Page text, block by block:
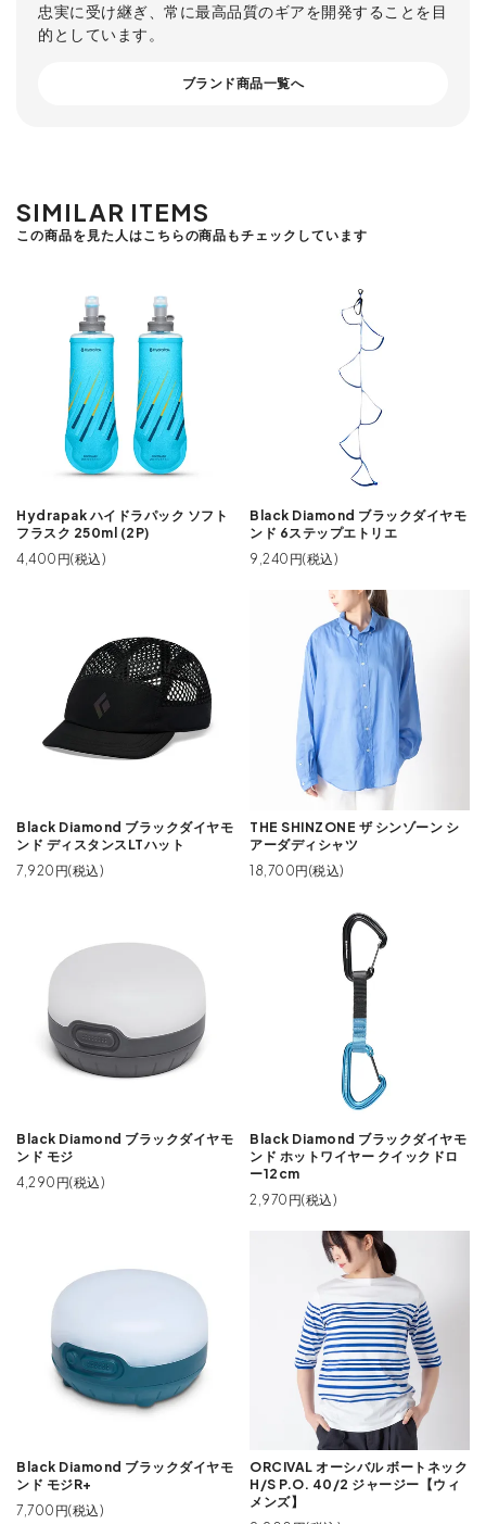
忠実に受け継ぎ、常に最高品質のギアを開発することを目
的としています。
ブランド商品一覧へ
SIMILAR ITEMS
この商品を見た人はこちらの商品もチェックしています
Hydrapak ハイドラパック ソフト
フラスク 250ml (2P)
4,400円(税込)
Black Diamond ブラックダイヤモ
ンド 6ステップエトリエ
9,240円(税込)
Black Diamond ブラックダイヤモ
ンド ディスタンスLTハット
7,920円(税込)
THE SHINZONE ザ シンゾーン シ
アーダディシャツ
18,700円(税込)
Black Diamond ブラックダイヤモ
ンド モジ
4,290円(税込)
Black Diamond ブラックダイヤモ
ンド ホットワイヤー クイックドロ
ー12cm
2,970円(税込)
Black Diamond ブラックダイヤモ
ンド モジR+
7,700円(税込)
ORCIVAL オーシバル ボートネック
H/S P.O. 40/2 ジャージー【ウィ
メンズ】